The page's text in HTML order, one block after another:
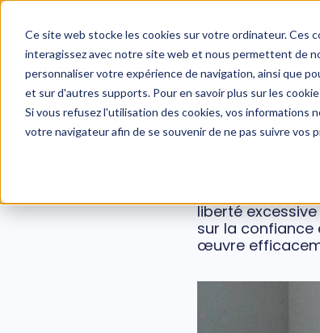
Ce site web stocke les cookies sur votre ordinateur. Ces
interagissez avec notre site web et nous permettent de
personnaliser votre expérience de navigation, ainsi que
et sur d'autres supports. Pour en savoir plus sur les
Si vous refusez l'utilisation des cookies, vos informations
votre navigateur afin de se souvenir de ne pas suivre vos
WEBINAIRE : Risques psychosociaux et
Êtes-vous un
liberté
sur la confiance
œuvre